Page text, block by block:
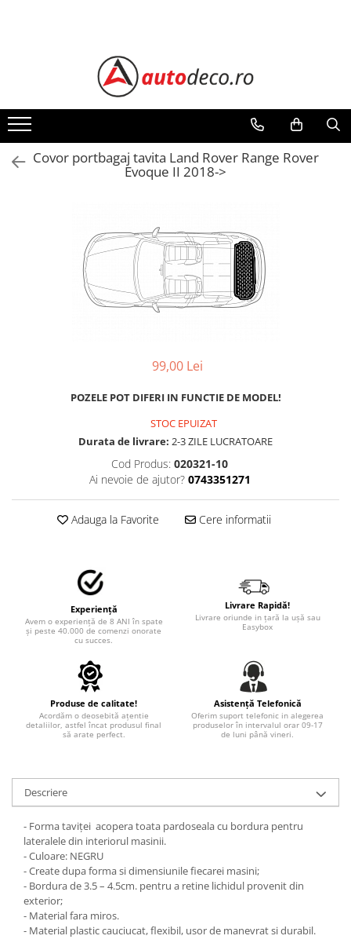
ALFA ROMEO
AUDI
BMW
VOLKSWAGEN
TOP VANZARI
STICKERE PARBRIZ
STICKERE STALPI SI GEAM MIC
STICKERE PENTRU FIRME
STICKERE MARI
STICKERE CAMIOANE
MAN
RENAULT CAMIOANE
VOLVO CAMIOANE
STICKERE MOTO/ATV
18+ STICKER
4X4/OFF ROAD STICKER
Covor portbagaj tavita Land Rover Range Rover
Evoque II 2018->
99,00 Lei
POZELE POT DIFERI IN FUNCTIE DE MODEL!
STOC EPUIZAT
Durata de livrare: 2-3 ZILE LUCRATOARE
Cod Produs: 020321-10
Ai nevoie de ajutor? 0743351271
Adauga la Favorite Cere informatii
Experiență
Avem o experiență de 8 ANI în spate
și peste 40.000 de comenzi onorate
cu succes.
Livrare Rapidă!
Livrare oriunde in țară la ușă sau
Easybox
Produse de calitate!
Acordăm o deosebită ațentie
detaliilor, astfel încat produsul final
să arate perfect.
Asistență Telefonică
Oferim suport telefonic in alegerea
produselor în intervalul orar 09-17
de luni până vineri.
Descriere
- Forma taviței acopera toata pardoseala cu bordura pentru
lateralele din interiorul masinii.
- Culoare: NEGRU
- Create dupa forma si dimensiunile fiecarei masini;
- Bordura de 3.5 – 4.5cm. pentru a retine lichidul provenit din
exterior;
- Material fara miros.
- Material plastic cauciucat, flexibil, usor de manevrat si durabil.